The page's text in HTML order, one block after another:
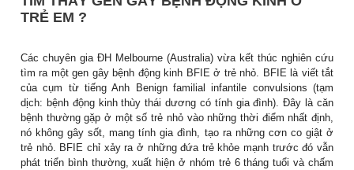
TRẺ EM ?
Các chuyên gia ĐH Melbourne (Australia) vừa kết thúc nghiên cứu
tìm ra một gen gây bệnh động kinh BFIE ở trẻ nhỏ. BFIE là viết tắt
của cụm từ tiếng Anh Benign familial infantile convulsions (tạm
dịch: bệnh động kinh thùy thái dương có tính gia đình). Đây là căn
bệnh thường gặp ở một số trẻ nhỏ vào những thời điểm nhất định,
nó không gây sốt, mang tính gia đình, tạo ra những cơn co giật ở
trẻ nhỏ. BFIE chỉ xảy ra ở những đứa trẻ khỏe mạnh trước đó vẫn
phát triển bình thường, xuất hiện ở nhóm trẻ 6 tháng tuổi và chấm